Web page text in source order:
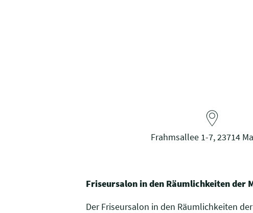
Frahmsallee 1-7, 23714
Friseursalon in den Räumlichkeiten der
Der Friseursalon in den Räumlichkeiten